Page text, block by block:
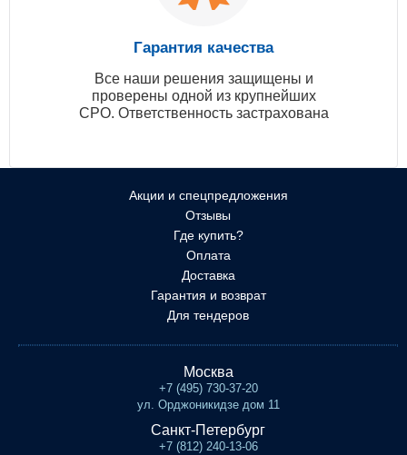
Гарантия качества
Все наши решения защищены и
проверены одной из крупнейших
СРО. Ответственность застрахована
Акции и спецпредложения
Отзывы
Где купить?
Оплата
Доставка
Гарантия и возврат
Для тендеров
Москва
+7 (495) 730-37-20
ул. Орджоникидзе дом 11
Санкт-Петербург
+7 (812) 240-13-06